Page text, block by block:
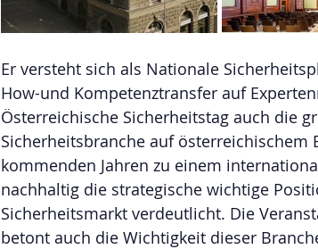
Er versteht sich als Nationale
How-und Kompetenztransfer auf
Österreichische Sicherheitstag auch die
Sicherheitsbranche auf
kommenden Jahren zu einem
nachhaltig die strategische wichtige
Sicherheitsmarkt verdeutlicht. Die
betont auch die Wichtigkeit dieser